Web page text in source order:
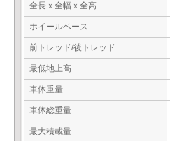
全長ｘ全幅ｘ全高
ホイールベース
前トレッド/後トレッド
最低地上高
車体重量
車体総重量
最大積載量